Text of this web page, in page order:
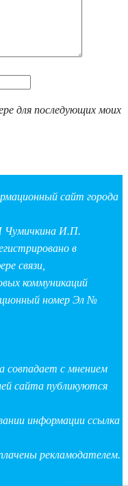
для последующих моих
сайт города
Чумичкина И.П.
в
связи,
коммуникаций
номер Эл №
совпадает с мнением
сайта публикуются
информации ссылка
рекламодателем.